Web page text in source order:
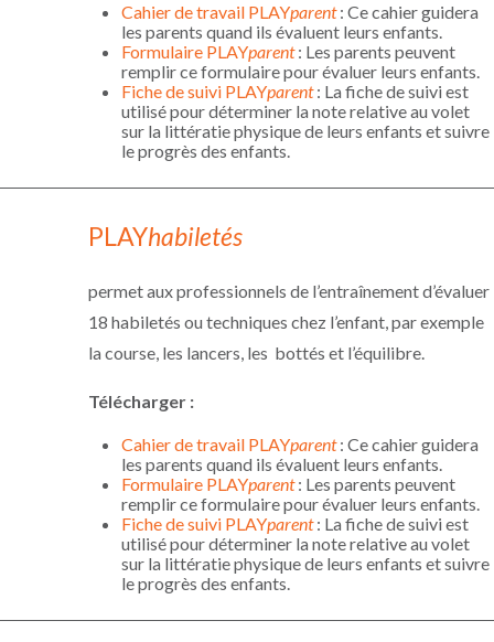
Cahier de travail PLAYparent: Ce cahier guidera
les parents quand ils évaluent leurs enfants.
Formulaire PLAYparent: Les parents peuvent
remplir ce formulaire pour évaluer leurs enfants.
Fiche de suivi PLAYparent: La fiche de suivi est
utilisé pour déterminer la note relative au volet
sur la littératie physique de leurs enfants et suivre
le progrès des enfants.
PLAYhabiletés
permet aux professionnels de l’entraînement d’évaluer
18 habiletés ou techniques chez l’enfant, par exemple
la course, les lancers, les bottés et l’équilibre.
Télécharger :
Cahier de travail PLAYparent: Ce cahier guidera
les parents quand ils évaluent leurs enfants.
Formulaire PLAYparent: Les parents peuvent
remplir ce formulaire pour évaluer leurs enfants.
Fiche de suivi PLAYparent: La fiche de suivi est
utilisé pour déterminer la note relative au volet
sur la littératie physique de leurs enfants et suivre
le progrès des enfants.